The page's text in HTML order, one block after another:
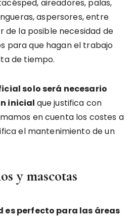
aireadores, palas,
aspersores, entre
de la posible necesidad de
para que hagan el trabajo
de tiempo.
solo será necesario
inicial que justifica con
en cuenta los costes a
el mantenimiento de un
y mascotas
es perfecto para las áreas